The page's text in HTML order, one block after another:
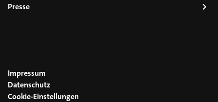
Presse
Impressum
Datenschutz
Cookie-Einstellungen